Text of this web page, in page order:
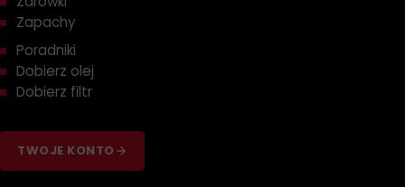
Zapachy
Poradniki
Dobierz olej
Dobierz filtr
TWOJE KONTO